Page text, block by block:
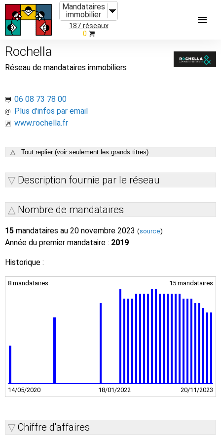
Mandataires
immobilier
187 réseaux
0
Rochella
Réseau de mandataires immobiliers
06 08 73 78 00
Plus d'infos par email
www.rochella.fr
△ Tout replier (voir seulement les grands titres)
Description fournie par le réseau
Nombre de mandataires
15 mandataires au 20 novembre 2023 (source)
Année du premier mandataire : 2019
Historique :
8 mandataires 15 mandataires
14/05/2020 18/01/2022 20/11/2023
Chiffre d'affaires